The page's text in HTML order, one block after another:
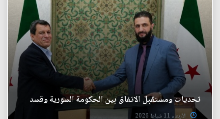
تحديات ومستقبل الاتفاق بين الحكومة السورية وقسد
الأربعاء 11 شباط 2026